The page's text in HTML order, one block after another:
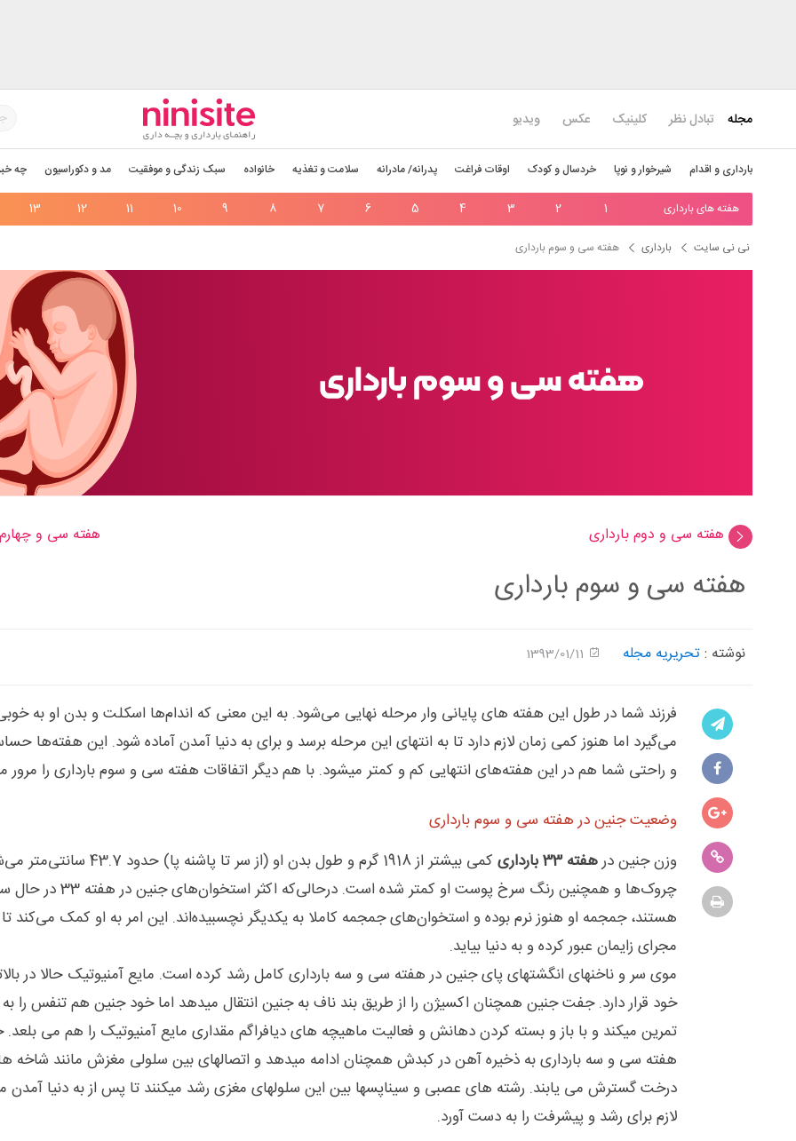
مجله تبادل نظر کلینیک عکس ویدیو
بارداری و اقدام شیرخوار و نوپا خردسال و کودک اوقات فراغت پدرانه/ مادرانه سلامت و تغذیه خانواده سبک زندگی و موفقیت مد و دکوراسیون چه
هفته های بارداری 1
2
3
4
5
6
7
8
9
10
11
12
13
نی نی سایت بارداری هفته سی و سوم بارداری
هفته سی و دوم بارداری هفته سی و چهارم
هفته سی و سوم بارداری
نوشته :تحریریه مجله 1393/01/11
فرزند شما در طول این هفته های پایانی وار مرحله نهایی می‌شود. به این معنی که اندام‌ها اسکلت و بدن او به
می‌گیرد اما هنوز کمی زمان لازم دارد تا به انتهای این مرحله برسد و برای به دنیا آمدن آماده شود. این هفته‌ها
و راحتی شما هم در این هفته‌های انتهایی کم و کمتر میشود. با هم دیگر اتفاقات هفته سی و سوم بارداری را مرور
وضعیت جنین در هفته سی و سوم بارداری
وزن جنین درهفته 33 بارداری
کمی بیشتر از 1918 گرم و طول بدن او (از سر تا پاشنه پا) حدود
چروک‌ها و همچنین رنگ سرخ‌ پوست او کمتر شده
هستند، جمجمه او هنوز نرم بوده و استخوان‌های جمجمه کاملا به یکدیگر نچسبیده‌اند. این امر به او کمک می‌کند
مجرای زایمان عبور کرده و به دنیا بیاید.
موی سر و ناخنهای انگشتهای پای جنین در هفته سی و سه بارداری کامل رشد کرده است. مایع آمنیوتیک حالا در
خود قرار دارد. جفت جنین همچنان اکسیژن را از طریق بند ناف به جنین انتقال میدهد اما خود جنین هم تنفس را
تمرین میکند و با باز و بسته کردن دهانش و فعالیت ماهیچه های دیافراگم مقداری مایع آمنیوتیک را هم می بلعد.
هفته سی و سه بارداری به ذخیره آهن در کبدش همچنان ادامه میدهد و اتصالهای بین سلولی مغزش مانند شاخه
درخت گسترش می یابند. رشته های عصبی و سیناپسها بین این سلولهای مغزی رشد میکنند تا پس از به دنیا آمدن
لازم برای رشد و پیشرفت را به دست آورد.